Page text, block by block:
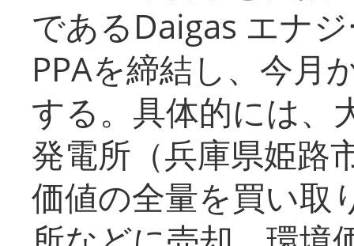
であるDaigas エナ
PPAを締結し、今月
する。具体的には、
発電所（兵庫県姫路
価値の全量を買い取